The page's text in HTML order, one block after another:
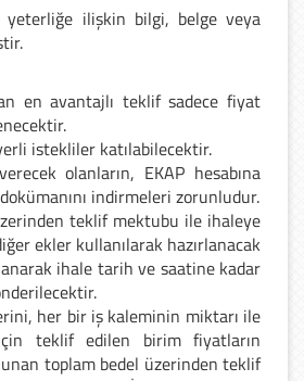
ilişkin bilgi, belge veya
en avantajlı teklif sadece fiyat
istekliler katılabilecektir.
olanların, EKAP hesabına
indirmeleri zorunludur.
teklif mektubu ile ihaleye
ekler kullanılarak hazırlanacak
ihale tarih ve saatine kadar
her bir iş kaleminin miktarı ile
teklif edilen birim fiyatların
toplam bedel üzerinden teklif